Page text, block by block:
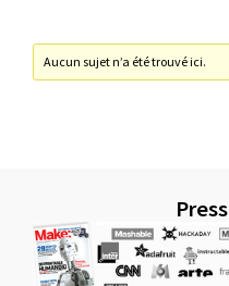
Aucun sujet n’a été trouvé ici.